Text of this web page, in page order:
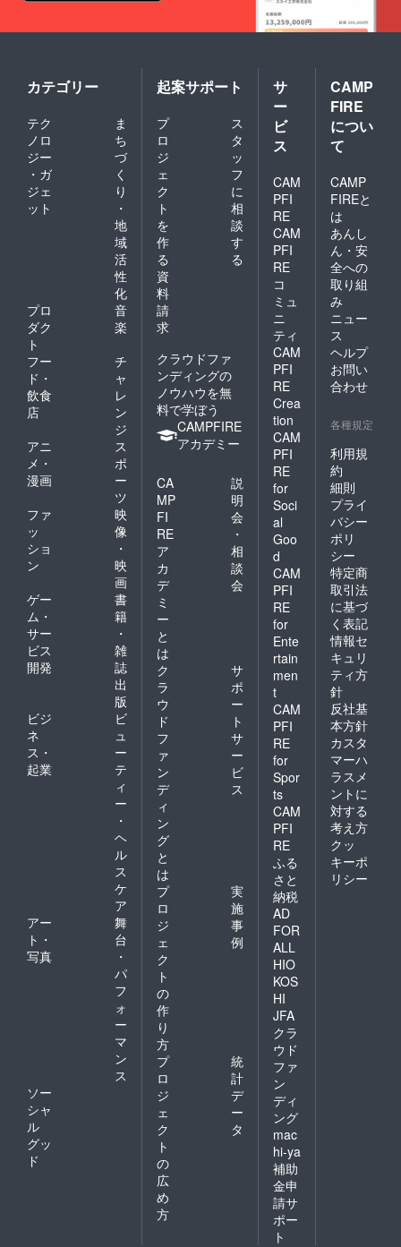
カテゴリー
テク
ノロ
ジー
・ガ
ジェ
ット
ま
ち
づ
く
り
・
地
域
活
性
化
プロ
ダク
ト
音
楽
フー
ド・
飲食
店
チ
ャ
レ
ン
ジ
アニ
メ・
漫画
ス
ポ
ー
ツ
ファ
ッ
ショ
ン
映
像
・
映
画
ゲー
ム・
サー
ビス
開発
書
籍
・
雑
誌
出
版
ビジ
ネ
ス・
起業
ビ
ュ
ー
テ
ィ
ー
・
ヘ
ル
ス
ケ
ア
アー
ト・
写真
舞
台
・
パ
フ
ォ
ー
マ
ン
ス
ソー
シャ
ル
グッ
ド
起案サポート
プ
ロ
ジ
ェ
ク
ト
を
作
る
ス
タ
ッ
フ
に
相
談
す
る
資
料
請
求
クラウドファ
ンディングの
ノウハウを無
料で学ぼう
CAMPFIRE
アカデミー
CA
MP
FI
RE
ア
カ
デ
ミ
ー
と
は
説
明
会
・
相
談
会
ク
ラ
ウ
ド
フ
ァ
ン
デ
ィ
ン
グ
と
は
サ
ポ
ー
ト
サ
ー
ビ
ス
プ
ロ
ジ
ェ
ク
ト
の
作
り
方
実
施
事
例
プ
ロ
ジ
ェ
ク
ト
の
広
め
方
統
計
デ
ー
タ
サ
ー
ビ
ス
CAM
PFI
RE
CAM
PFI
RE
コ
ミュ
ニ
ティ
CAM
PFI
RE
Crea
tion
CAM
PFI
RE
for
Soci
al
Goo
d
CAM
PFI
RE
for
Ente
rtain
men
t
CAM
PFI
RE
for
Spor
ts
CAM
PFI
RE
ふる
さと
納税
AD
FOR
ALL
HIO
KOS
HI
JFA
クラ
ウド
ファ
ン
ディ
ング
mac
hi-ya
補助
金申
請サ
ポー
ト
CAMP
FIRE
につい
て
CAMP
FIREと
は
あんし
ん・安
全への
取り組
み
ニュー
ス
ヘルプ
お問い
合わせ
各種規定
利用規
約
細則
プライ
バシー
ポリ
シー
特定商
取引法
に基づ
く表記
情報セ
キュリ
ティ方
針
反社基
本方針
カスタ
マーハ
ラスメ
ントに
対する
考え方
クッ
キーポ
リシー